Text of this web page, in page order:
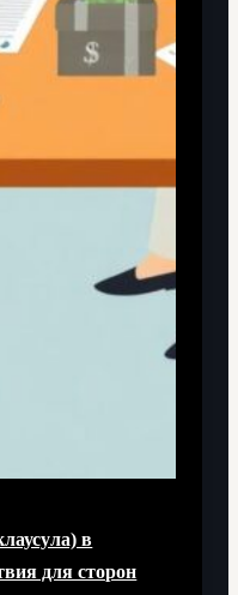
в
для сторон